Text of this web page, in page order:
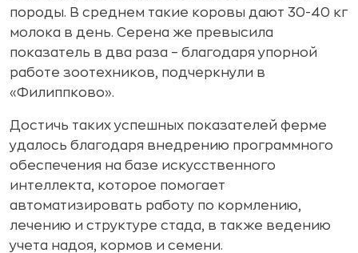
породы. В среднем такие коровы дают 30-40 кг
молока в день. Серена же превысила
показатель в два раза – благодаря упорной
работе зоотехников, подчеркнули в
«Филиппково».
Достичь таких успешных показателей ферме
удалось благодаря внедрению программного
обеспечения на базе искусственного
интеллекта, которое помогает
автоматизировать работу по кормлению,
лечению и структуре стада, в также ведению
учета надоя, кормов и семени.